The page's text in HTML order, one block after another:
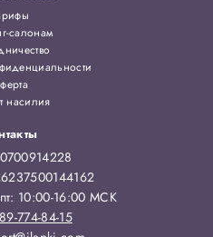
салонам
насилия
10:00-16:00 МСК
774-84-15